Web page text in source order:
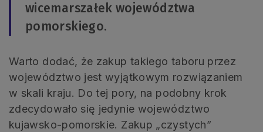
wicemarszałek województwa
pomorskiego.
Warto dodać, że zakup takiego taboru przez
województwo jest wyjątkowym rozwiązaniem
w skali kraju. Do tej pory, na podobny krok
zdecydowało się jedynie województwo
kujawsko-pomorskie. Zakup „czystych”